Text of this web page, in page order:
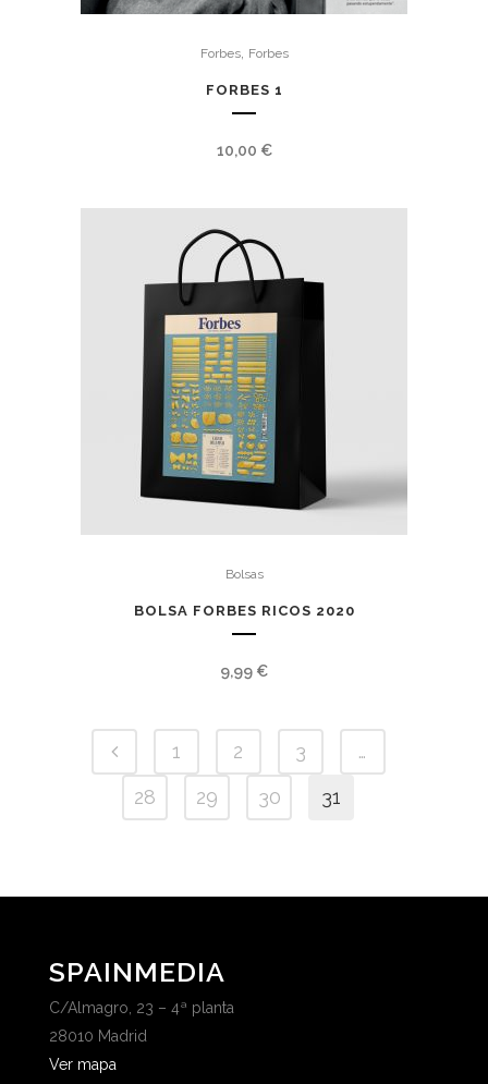
Forbes, Forbes
FORBES 1
10,00 €
Bolsas
BOLSA FORBES RICOS 2020
9,99 €
1 2 3
…
28
29 30 31
SPAINMEDIA
C/Almagro, 23 – 4ª planta
28010 Madrid
Ver mapa